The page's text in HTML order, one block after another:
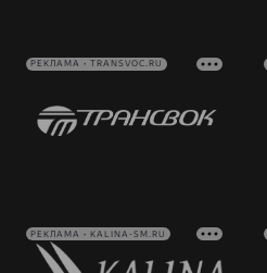
РЕКЛАМА • TRANSVOC.RU
РЕКЛАМА • KALINA-SM.RU